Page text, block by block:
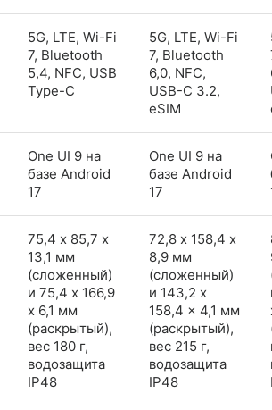
5G, LTE, Wi-Fi
7, Bluetooth
5,4, NFC, USB
Type-C
5G, LTE, Wi-Fi
7, Bluetooth
6,0, NFC,
USB-C 3.2,
eSIM
One UI 9 на
базе Android
17
One UI 9 на
базе Android
17
75,4 х 85,7 х
13,1 мм
(сложенный)
и 75,4 x 166,9
x 6,1 мм
(раскрытый),
вес 180 г,
водозащита
IP48
72,8 х 158,4 х
8,9 мм
(сложенный)
и 143,2 x
158,4 x 4,1 мм
(раскрытый),
вес 215 г,
водозащита
IP48